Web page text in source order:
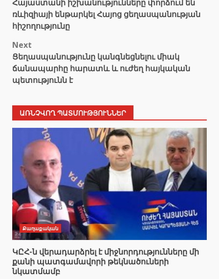
navigation
Հայաստանի իշխանությունները փորձում են
ռևիզիայի ենթարկել Հայոց ցեղասպանության
հիշողությունը
Next
Ցեղասպանությունը կանգնեցնելու միակ
ճանապարհը հարատև և ուժեղ հայկական
պետությունն է
ԱՌՆՉՎՈՂ ՊԱՏՄՈՒԹՅՈՒՆՆԵՐ
Քաղաքական
ԿԸՀ-ն վերադարձրել է միջնորդությունները մի
քանի պատգամավորի թեկնածուների
նկատմամբ